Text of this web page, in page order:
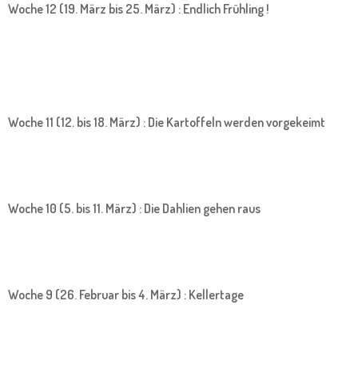
Woche 12 (19. März bis 25. März) : Endlich Frühling !
Woche 11 (12. bis 18. März) : Die Kartoffeln werden vorgekeimt
Woche 10 (5. bis 11. März) : Die Dahlien gehen raus
Woche 9 (26. Februar bis 4. März) : Kellertage